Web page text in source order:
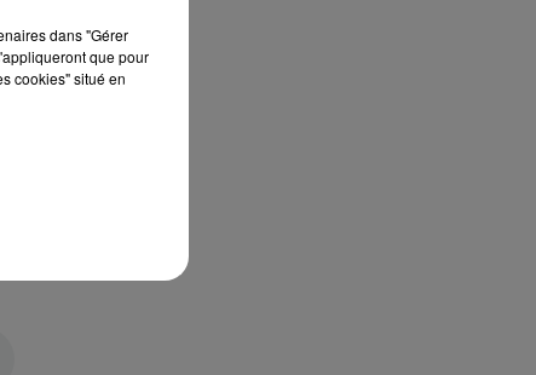
dans "Gérer
que pour
cookies" situé en